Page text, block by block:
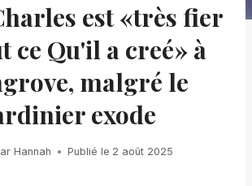
est «très fier
ce Qu'il a creé» à
malgré le
exode
Hannah Publié le 2 août 2025